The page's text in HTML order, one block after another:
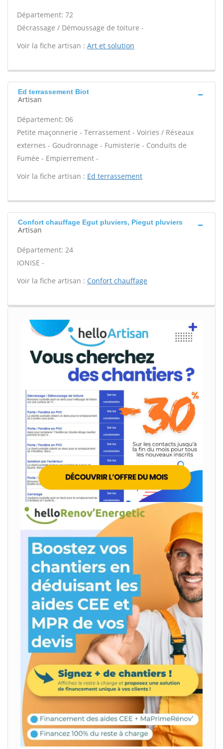
Département: 72
Décrassage / Démoussage de toiture -
Voir la fiche artisan : Art et solution
Ed terrassement Biot
Artisan
Département: 06
Petite maçonnerie - Terrassement - Voiries / Réseaux
externes - Goudronnage - Fumisterie - Conduits de
Fumée - Empierrement -
Voir la fiche artisan : Ed terrassement
Confort chauffage Egut pluviers, Piegut pluviers
Artisan
Département: 24
IONISE -
Voir la fiche artisan : Confort chauffage